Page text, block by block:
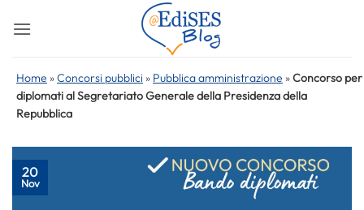
Home »Concorsi pubblici » Pubblica amministrazione »Concorso per
diplomati al Segretariato Generale della Presidenza della
Repubblica
20
Nov